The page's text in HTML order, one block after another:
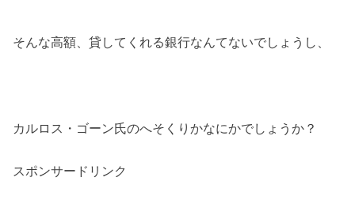
そんな高額、貸してくれる銀行なんてないでしょうし、
カルロス・ゴーン氏のへそくりかなにかでしょうか？
スポンサードリンク